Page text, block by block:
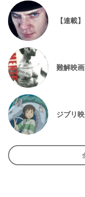
【連載
難解映
ジブリ